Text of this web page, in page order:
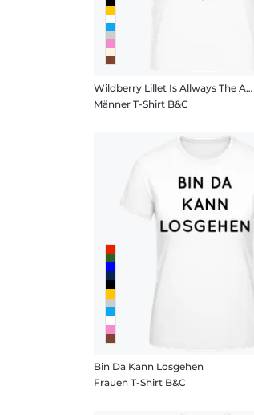
Wildberry Lillet Is Allways The Answer
Männer T-Shirt B&C
Bin Da Kann Losgehen
Frauen T-Shirt B&C